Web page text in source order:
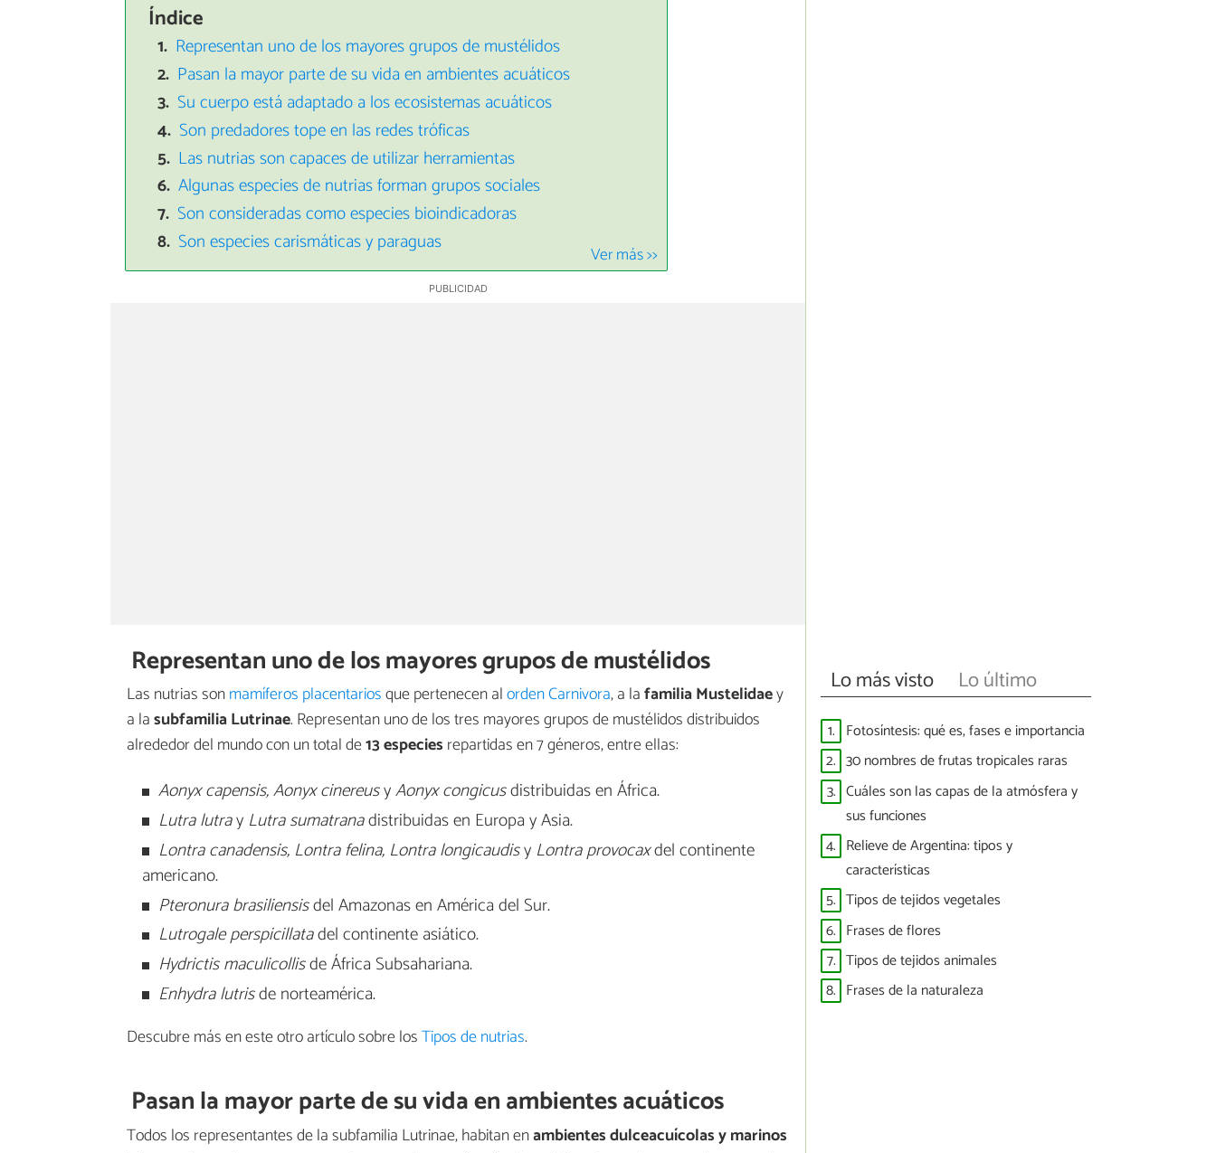
Índice
Representan uno de los mayores grupos de mustélidos
Pasan la mayor parte de su vida en ambientes acuáticos
Su cuerpo está adaptado a los ecosistemas acuáticos
Son predadores tope en las redes tróficas
Las nutrias son capaces de utilizar herramientas
Algunas especies de nutrias forman grupos sociales
Son consideradas como especies bioindicadoras
Son especies carismáticas y paraguas
Ver más >>
Representan uno de los mayores grupos de mustélidos
Las nutrias sonmamíferos placentariosque pertenecen alorden Carnivora, a lafamilia Mustelidaey
a lasubfamilia Lutrinae. Representan uno de los tres mayores grupos de mustélidos distribuidos
alrededor del mundo con un total de13 especies repartidas en 7 géneros, entre ellas:
Aonyx capensis, Aonyx cinereusyAonyx congicusdistribuidas en África.
Lutra lutray Lutra sumatranadistribuidas en Europa y Asia.
Lontra canadensis, Lontra felina, Lontra longicaudisyLontra provocaxdel continente
americano.
Pteronura brasiliensisdel Amazonas en América del Sur.
Lutrogale perspicillatadel continente asiático.
Hydrictis maculicollisde África Subsahariana.
Enhydra lutrisde norteamérica.
Descubre más en este otro artículo sobre losTipos de nutrias.
Pasan la mayor parte de su vida en ambientes acuáticos
Todos los representantes de la subfamilia Lutrinae, habitan enambientes dulceacuícolas y marinos
Lo más visto Lo último
1. Fotosíntesis: qué es, fases e importancia
2. 30 nombres de frutas tropicales raras
3. Cuáles son las capas de la atmósfera y
sus funciones
4. Relieve de Argentina: tipos y
características
5. Tipos de tejidos vegetales
6. Frases de flores
7. Tipos de tejidos animales
8. Frases de la naturaleza